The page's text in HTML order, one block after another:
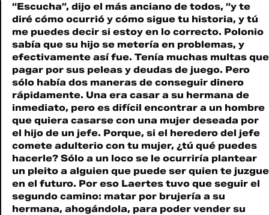
“Escucha”, dijo el más anciano de todos, “y te
diré cómo ocurrió y cómo sigue tu historia, y tú
me puedes decir si estoy en lo correcto. Polonio
sabía que su hijo se metería en problemas, y
efectivamente así fue. Tenía muchas multas que
pagar por sus peleas y deudas de juego. Pero
sólo había dos maneras de conseguir dinero
rápidamente. Una era casar a su hermana de
inmediato, pero es difícil encontrar a un hombre
que quiera casarse con una mujer deseada por
el hijo de un jefe. Porque, si el heredero del jefe
comete adulterio con tu mujer, ¿tú qué puedes
hacerle? Sólo a un loco se le ocurriría plantear
un pleito a alguien que puede ser quien te juzgue
en el futuro. Por eso Laertes tuvo que seguir el
segundo camino: matar por brujería a su
hermana, ahogándola, para poder vender su